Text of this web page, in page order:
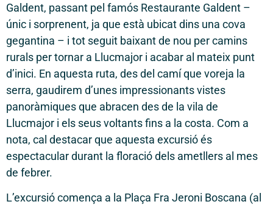
Galdent, passant pel famós Restaurante Galdent –
únic i sorprenent, ja que està ubicat dins una cova
gegantina – i tot seguit baixant de nou per camins
rurals per tornar a Llucmajor i acabar al mateix punt
d’inici. En aquesta ruta, des del camí que voreja la
serra, gaudirem d’unes impressionants vistes
panoràmiques que abracen des de la vila de
Llucmajor i els seus voltants fins a la costa. Com a
nota, cal destacar que aquesta excursió és
espectacular durant la floració dels ametllers al mes
de febrer.
L’excursió comença a la Plaça Fra Jeroni Boscana (al